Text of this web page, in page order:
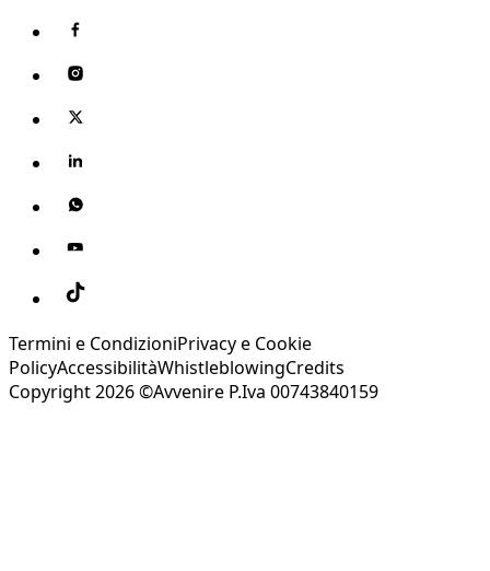
Termini e CondizioniPrivacy e Cookie
PolicyAccessibilitàWhistleblowingCredits
Copyright 2026 ©Avvenire P.Iva 00743840159